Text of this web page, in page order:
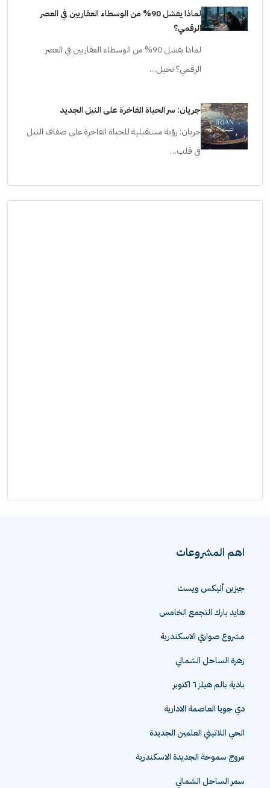
لماذا يفشل 90% من الوسطاء العقاريين في العصر
الرقمي؟
لماذا يفشل 90% من الوسطاء العقاريين في العصر
الرقمي؟ تخيل…
جريان: سر الحياة الفاخرة على النيل الجديد
جريان: رؤية مستقبلية للحياة الفاخرة على ضفاف النيل
في قلب…
اهم المشروعات
جيزين أليكس ويست
هايد بارك التجمع الخامس
مشروع صواري الاسكندرية
زهرة الساحل الشمالي
بادية بالم هيلز ٦ اكتوبر
دي جويا العاصمة الادارية
الحي اللاتيني العلمين الجديدة
مروج سموحة الجديدة الاسكندرية
سمر الساحل الشمالي